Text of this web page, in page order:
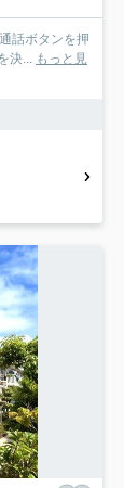
話ボタンを押
決... もっと見